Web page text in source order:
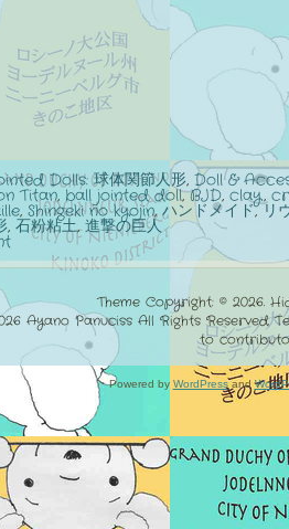
Dolls: 球体関節人形, Doll &
Titan, ball jointed doll,BJD, clay,
, Shingeki no kyojin, ハンドメイド,リ
, 石粉粘土,進撃の巨人
Theme Copyright: © 2026.
Ayano Panuciss All Rights
to
Powered by WordPressand